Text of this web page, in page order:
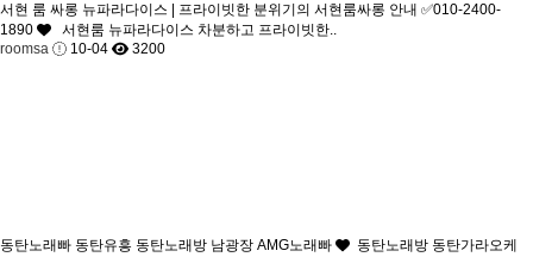
서현 룸 싸롱 뉴파라다이스 | 프라이빗한 분위기의 서현룸싸롱 안내 ✅010-2400-
1890
서현룸 뉴파라다이스 차분하고 프라이빗한..
roomsa
10-04 3200
동탄노래빠 동탄유흥 동탄노래방 남광장 AMG노래빠
동탄노래방 동탄가라오케